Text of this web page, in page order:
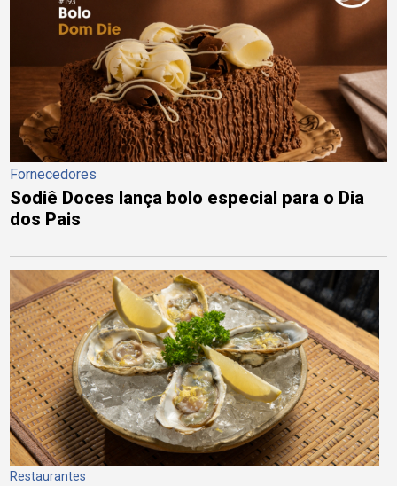
Fornecedores
Sodiê Doces lança bolo especial para o Dia
dos Pais
Restaurantes